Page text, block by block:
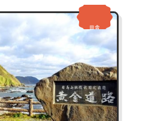
リンゴなどの果物栽培も行
地元の祭りや伝統的な行事も
ィの絆を強化し、訪れる人々
える文化的な活動が活発で
地域文化が生き生きとしてい
くの訪問者に魅力的な体験を
田舎